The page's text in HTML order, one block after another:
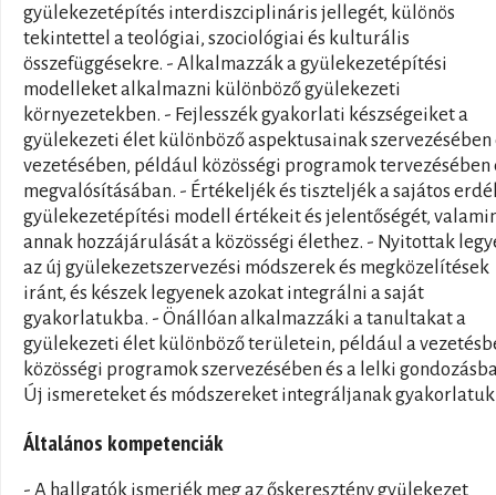
gyülekezetépítés interdiszciplináris jellegét, különös
tekintettel a teológiai, szociológiai és kulturális
összefüggésekre. - Alkalmazzák a gyülekezetépítési
modelleket alkalmazni különböző gyülekezeti
környezetekben. - Fejlesszék gyakorlati készségeiket a
gyülekezeti élet különböző aspektusainak szervezésében
vezetésében, például közösségi programok tervezésében
megvalósításában. - Értékeljék és tiszteljék a sajátos
gyülekezetépítési modell értékeit és jelentőségét,
annak hozzájárulását a közösségi élethez. - Nyitottak
az új gyülekezetszervezési módszerek és megközelítések
iránt, és készek legyenek azokat integrálni a saját
gyakorlatukba. - Önállóan alkalmazzáki a tanultakat a
gyülekezeti élet különböző területein, például a
közösségi programok szervezésében és a lelki
Új ismereteket és módszereket integráljanak
Általános kompetenciák
- A hallgatók ismerjék meg az őskeresztény gyülekezet